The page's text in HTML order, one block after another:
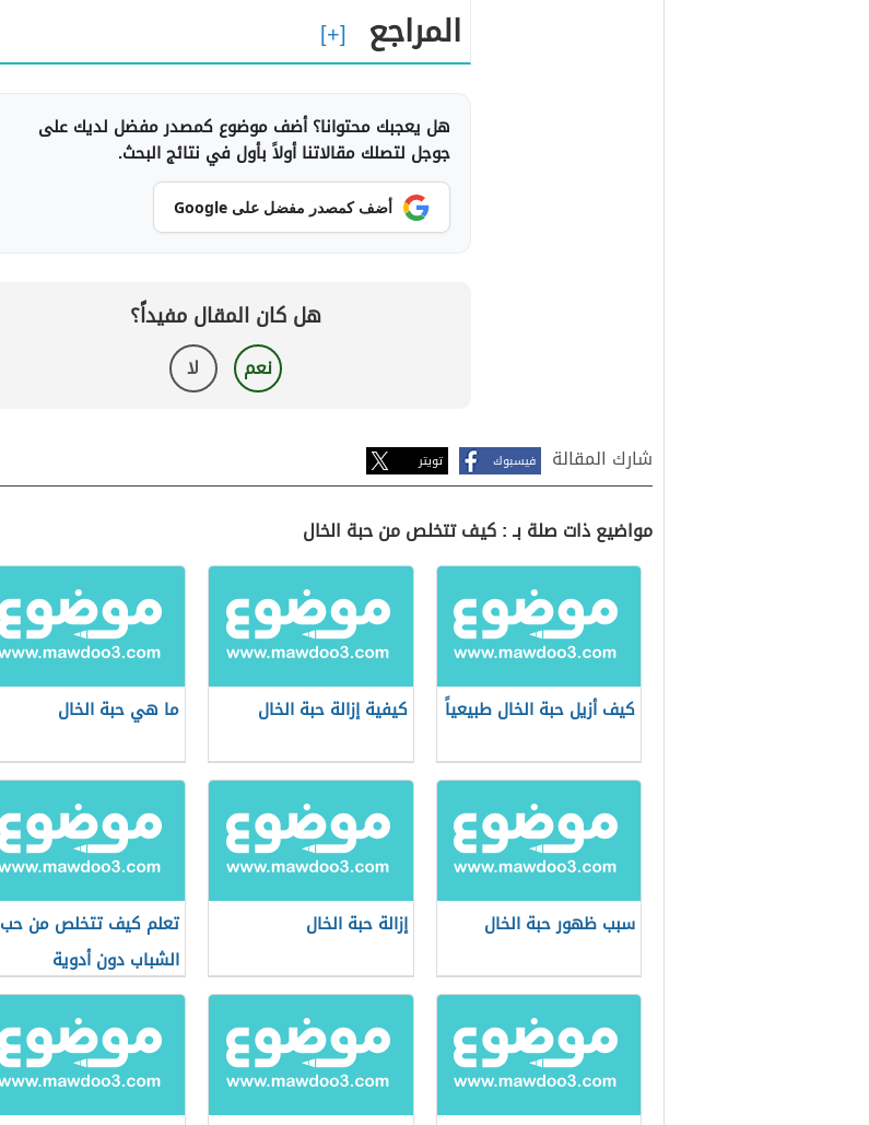
المراجع
هل يعجبك محتوانا؟ أضف موضوع كمصدر مفضل لديك على
جوجل لتصلك مقالاتنا أولاً بأول في نتائج البحث.
أضف كمصدر مفضل على Google
هل كان المقال مفيداً؟
نعم لا
شارك المقالة فيسبوك تويتر
مواضيع ذات صلة بـ : كيف تتخلص من حبة الخال
كيف أزيل حبة الخال طبيعياً كيفية إزالة حبة الخال ما هي حبة الخال
سبب ظهور حبة الخال إزالة حبة الخال
تعلم كيف تتخلص من حب
الشباب دون أدوية